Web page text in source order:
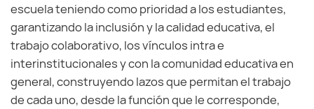
escuela teniendo como prioridad a los estudiantes,
garantizando la inclusión y la calidad educativa, el
trabajo colaborativo, los vínculos intra e
interinstitucionales y con la comunidad educativa en
general, construyendo lazos que permitan el trabajo
de cada uno, desde la función que le corresponde,